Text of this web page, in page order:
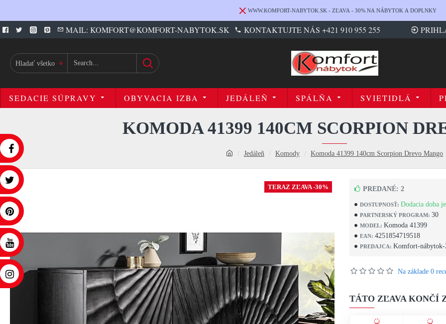
WWW.KOMFORT-NABYTOK.SK - ZĽAVA - 30% NA NÁBYTOK A DOPLNKY
MAIL: KOMFORT@KOMFORT-NABYTOK.SK KONTAKTUJTE NÁS +421 910 955 255
Hladať všetko
SEDACIE SÚPRAVY OBYVACIA IZBA JEDÁLEŇ SPÁLŇA SVIETIDLÁ
Jedáleň Komody Komoda 41399 140cm Scorpion Drevo Mango
KOMODA 41399 140CM SCORPION
TERAZ ZĽAVA -30%
DOSTUPNOSŤ: Dodacia doba
PARTNERSKÝ PROGRAM: 30
MODEL: Komoda 41399
EAN: 4251854719518
PREDAJCA: Komfort-
PREDANÉ: 2
Na základe 0
TÁTO ZĽAVA KONČÍ